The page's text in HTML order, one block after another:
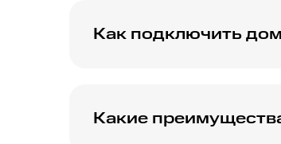
Как подключить
Какие